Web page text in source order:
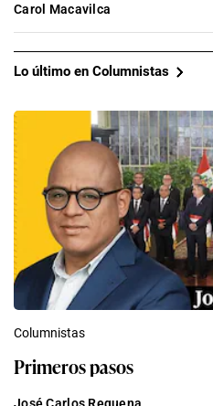
Carol Macavilca
Lo último en Columnistas
Columnistas
Primeros pasos
José Carlos Requena